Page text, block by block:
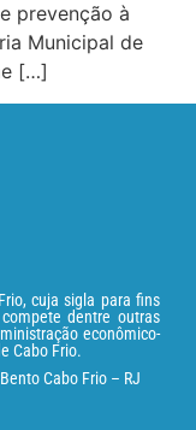
prevenção à
Municipal de
[…]
cuja sigla para fins
dentre outras
econômico-
Cabo Frio.
Cabo Frio – RJ